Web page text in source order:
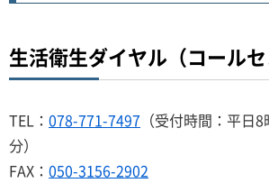
生活衛生ダイヤル（コールセ
TEL： 078-771-7497 （受付時間：平日
分）
FAX： 050-3156-2902